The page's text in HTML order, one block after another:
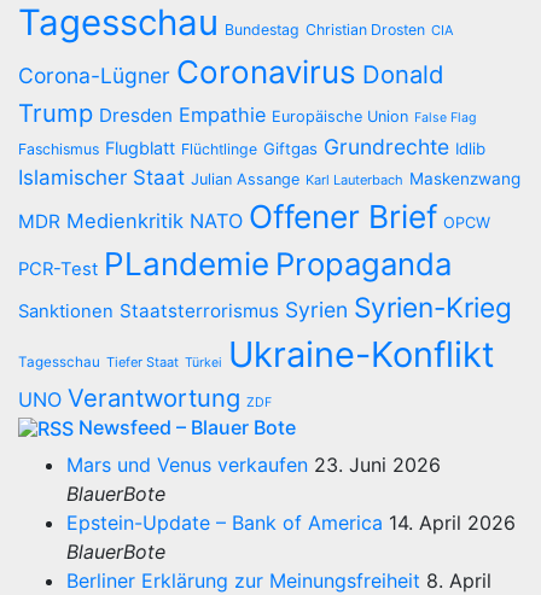
Tagesschau Bundestag Christian Drosten CIA
Corona-Lügner Coronavirus Donald
Trump Dresden Empathie Europäische Union False Flag
Faschismus Flugblatt Flüchtlinge Giftgas Grundrechte Idlib
Islamischer Staat Julian Assange Karl Lauterbach Maskenzwang
MDR Medienkritik NATO Offener Brief OPCW
PCR-Test PLandemie Propaganda
Sanktionen Staatsterrorismus Syrien Syrien-Krieg
Tagesschau Tiefer Staat Türkei Ukraine-Konflikt
UNO Verantwortung ZDF
Newsfeed – Blauer Bote
Mars und Venus verkaufen 23. Juni 2026
BlauerBote
Epstein-Update – Bank of America 14. April 2026
BlauerBote
Berliner Erklärung zur Meinungsfreiheit 8. April